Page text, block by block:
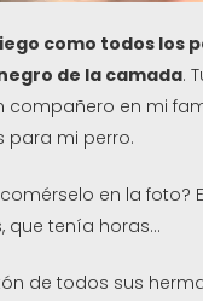
como todos los
de la camada.
compañero en mi
para mi perro.
en la foto?
que tenía horas…
de todos sus